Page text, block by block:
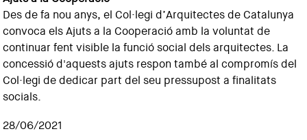
Des de fa nou anys, el Col·legi d’Arquitectes de Catalunya
convoca els Ajuts a la Cooperació amb la voluntat de
continuar fent visible la funció social dels arquitectes. La
concessió d'aquests ajuts respon també al compromís del
Col·legi de dedicar part del seu pressupost a finalitats
socials.
28/06/2021